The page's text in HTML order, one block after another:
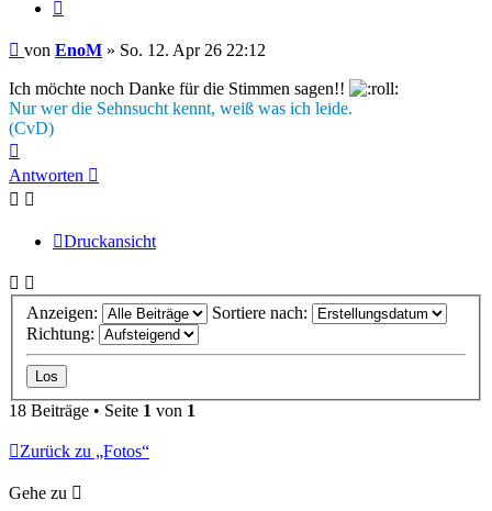
Beitrag
von EnoM » So. 12. Apr 26 22:12
Ich möchte noch Danke für die Stimmen sagen!!
Nur wer die Sehnsucht kennt, weiß was ich leide.
(CvD)
oben
Antworten
Druckansicht
Anzeigen:
Sortiere nach:
Richtung:
18 Beiträge • Seite 1 von 1
Zurück zu „Fotos“
Gehe zu